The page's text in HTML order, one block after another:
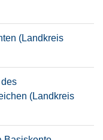
(Landkreis
(Landkreis